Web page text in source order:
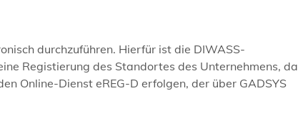
durchzuführen. Hierfür ist die DIWASS-
Registierung des Standortes des Unternehmens,
Online-Dienst eREG-D erfolgen, der über GADSYS